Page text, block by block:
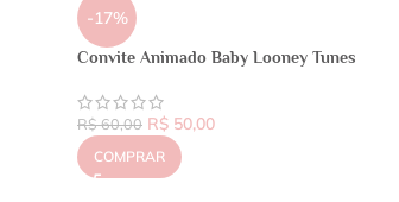
-17%
Convite Animado Baby Looney Tunes
R$60,00 R$ 50,00
COMPRAR